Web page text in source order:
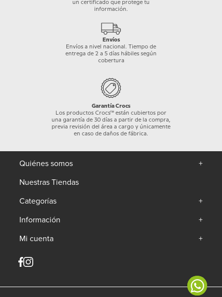
un certificado que protege tu
información.
Envíos
Envíos a nivel nacional. Tiempo de
entrega de 2 a 5 días hábiles según
cobertura
Garantía Crocs
Los productos Crocs™ están cubiertos por
una garantía de 30 días a partir de la compra,
previa revisión del área a cargo y únicamente
en caso de daños de fábrica.
Quiénes somos
+
Nuestras Tiendas
Categorías
+
Información
+
Mi cuenta
+